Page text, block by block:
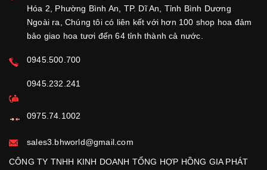
Hóa 2, Phường Bình An, TP. Dĩ An, Tỉnh Bình Dương
Ngoài ra, Chúng tôi có liên kết với hơn 100 shop hoa đảm
bảo giao hoa tươi đến 64 tỉnh thành cả nước.
0945.500.700
0945.232.241
0975.74.1002
sales3.bhworld@gmail.com
CÔNG TY TNHH KINH DOANH TỔNG HỢP HỒNG GIA PHÁT